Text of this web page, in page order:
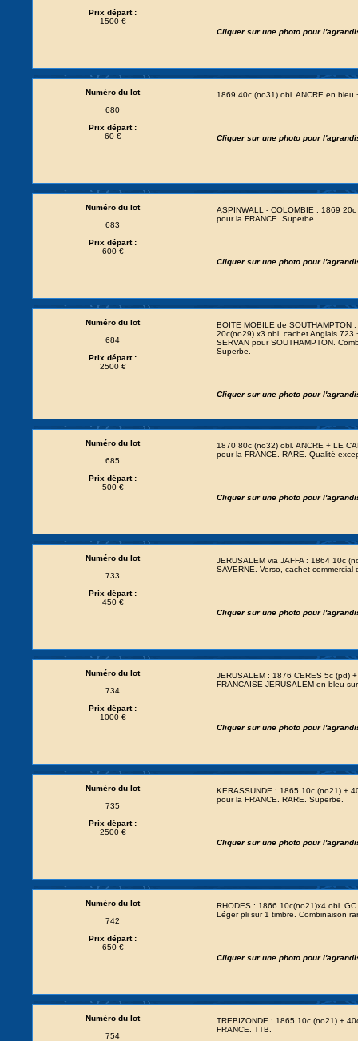
Prix départ :
1500 €
Cliquer sur une photo pour
Numéro du lot
680
Prix départ :
60 €
1869 40c (no31) obl. ANCRE en bleu
Cliquer sur une photo pour
Numéro du lot
683
Prix départ :
600 €
ASPINWALL - COLOMBIE : 1869
pour la FRANCE. Superbe.
Cliquer sur une photo pour
Numéro du lot
684
Prix départ :
2500 €
BOITE MOBILE de SOUTHAMPTON
20c(no29) x3 obl. cachet Anglais 723
SERVAN pour SOUTHAMPTON.
Superbe.
Cliquer sur une photo pour
Numéro du lot
685
Prix départ :
500 €
1870 80c (no32) obl. ANCRE + LE
pour la FRANCE. RARE. Qualité
Cliquer sur une photo pour
Numéro du lot
733
Prix départ :
450 €
JERUSALEM via JAFFA : 1864 10c
SAVERNE. Verso, cachet
Cliquer sur une photo pour
Numéro du lot
734
Prix départ :
1000 €
JERUSALEM : 1876 CERES 5c (pd)
FRANCAISE JERUSALEM en bleu
Cliquer sur une photo pour
Numéro du lot
735
Prix départ :
2500 €
KERASSUNDE : 1865 10c (no21) +
pour la FRANCE. RARE. Superbe.
Cliquer sur une photo pour
Numéro du lot
742
Prix départ :
650 €
RHODES : 1866 10c(no21)x4 obl.
Léger pli sur 1 timbre. Combinaison
Cliquer sur une photo pour
Numéro du lot
754
TREBIZONDE : 1865 10c (no21) +
FRANCE. TTB.